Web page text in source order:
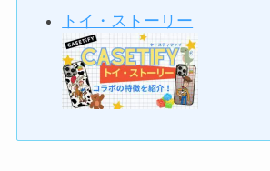
トイ・ストーリー